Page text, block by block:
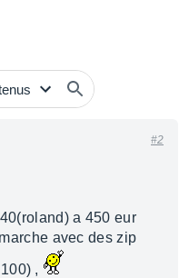
#2
a 450 eur
avec des zip
,